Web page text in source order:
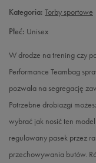
Kategoria: Torby sportowe
Płeć: Unisex
W drodze na trening czy
Performance Teambag
pozwala na segregację
Potrzebne drobiazgi
wybrać jak nosić ten
regulowany pasek przez
przechowywania butów.